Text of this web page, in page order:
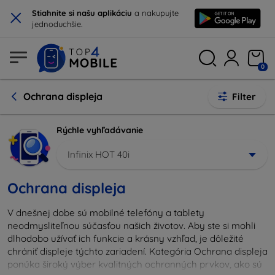
× Stiahnite si našu aplikáciu a nakupujte
jednoduchšie.
0
Ochrana displeja Filter
Rýchle vyhľadávanie
Infinix HOT 40i
Ochrana displeja
V dnešnej dobe sú mobilné telefóny a tablety
neodmysliteľnou súčasťou našich životov. Aby ste si mohli
dlhodobo užívať ich funkcie a krásny vzhľad, je dôležité
chrániť displeje týchto zariadení. Kategória Ochrana displeja
ponúka široký výber kvalitných ochranných prvkov, ako sú